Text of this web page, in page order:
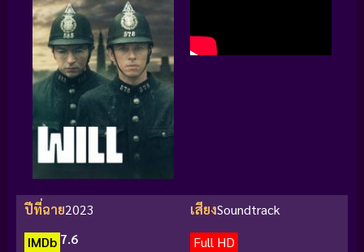
ปีที่ฉาย2023 เสียงSoundtrack
IMDb 7.6
Full HD